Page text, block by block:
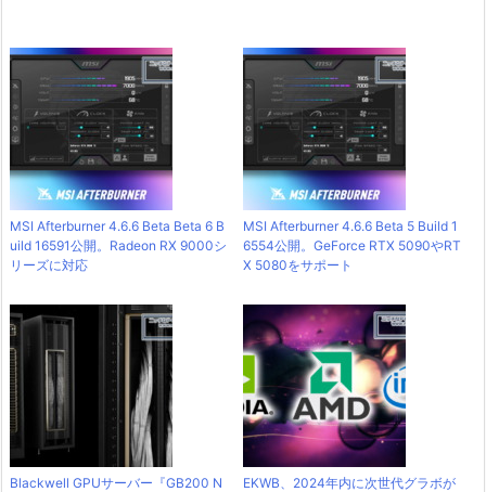
MSI Afterburner 4.6.6 Beta Beta 6 B
uild 16591公開。Radeon RX 9000シ
リーズに対応
MSI Afterburner 4.6.6 Beta 5 Build 1
6554公開。GeForce RTX 5090やRT
X 5080をサポート
Blackwell GPUサーバー『GB200 N
EKWB、2024年内に次世代グラボが